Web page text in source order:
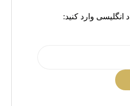
انگلیسی وارد کنید: